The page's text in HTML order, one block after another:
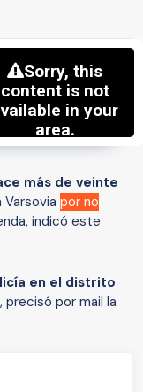
más de veinte
Varsovia por no
indicó este
en el distrito
, precisó por mail la